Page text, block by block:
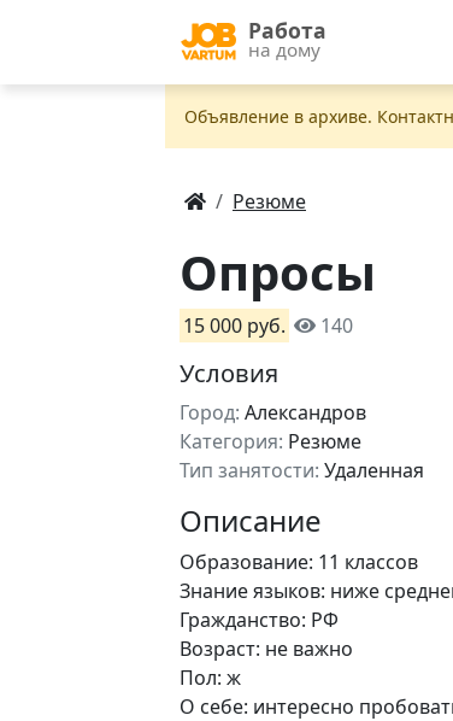
Работа
на дому
Объявление в apxивe.
Резюме
Опросы
15 000 руб. 140
Условия
Город: Александров
Категория: Резюме
Тип занятости: Удаленная
Описание
Образование: 11 классов
Знание языков: ниже
Гражданство: РФ
Возраст: не важно
Пол: ж
О себе: интересно